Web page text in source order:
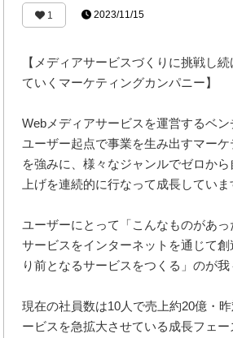
1 2023/11/15
【メディアサービスづくりに挑戦し
ていくマーケティングカンパニー】
Webメディアサービスを運営するベン
ユーザー起点で事業を生み出すマー
を強みに、様々なジャンルでゼロか
上げを連続的に行なって成長していま
ユーザーにとって「こんなものがあっ
サービスをインターネットを通じて
り前となるサービスをつくる」のが我
現在の社員数は10人で売上約20億・
ービスを急拡大させている成長フェー